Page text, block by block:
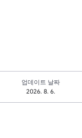
업데이트 날짜
2026. 8. 6.